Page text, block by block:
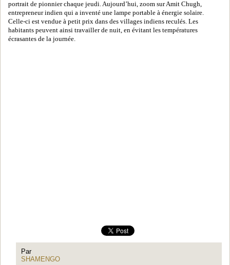
portrait de pionnier chaque jeudi. Aujourd’hui, zoom sur Amit Chugh,
entrepreneur indien qui a inventé une lampe portable à énergie solaire.
Celle-ci est vendue à petit prix dans des villages indiens reculés. Les
habitants peuvent ainsi travailler de nuit, en évitant les températures
écrasantes de la journée.
Par
SHAMENGO